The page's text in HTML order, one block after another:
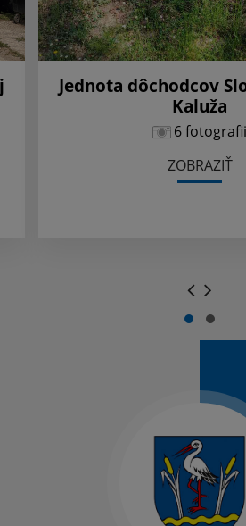
Jednota dôchodcov
Kaluža
6 fotografii
ZOBRAZIŤ